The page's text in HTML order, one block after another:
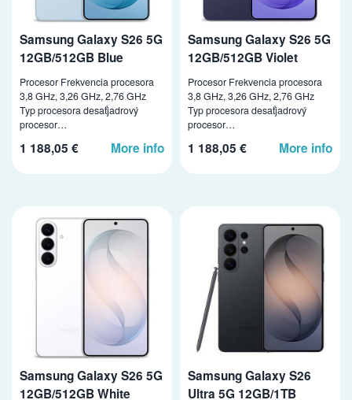
Samsung Galaxy S26 5G
12GB/512GB Blue
Procesor Frekvencia procesora
3,8 GHz, 3,26 GHz, 2,76 GHz
Typ procesora desaťjadrový
procesor…
1 188,05 € More info
Samsung Galaxy S26 5G
12GB/512GB Violet
Procesor Frekvencia procesora
3,8 GHz, 3,26 GHz, 2,76 GHz
Typ procesora desaťjadrový
procesor…
1 188,05 € More info
Samsung Galaxy S26 5G
12GB/512GB White
Samsung Galaxy S26
Ultra 5G 12GB/1TB